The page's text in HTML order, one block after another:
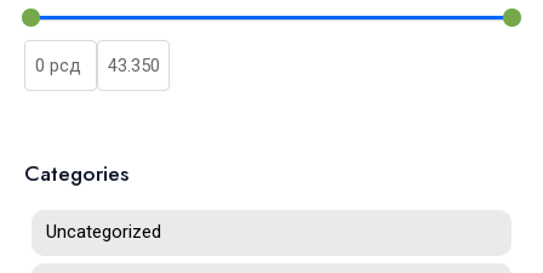
Categories
Uncategorized